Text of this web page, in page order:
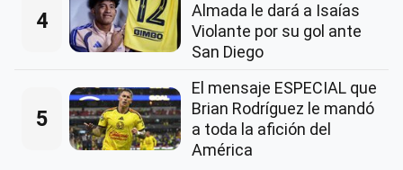
4
Almada le dará a Isaías
Violante por su gol ante
San Diego
5
El mensaje ESPECIAL que
Brian Rodríguez le mandó
a toda la afición del
América